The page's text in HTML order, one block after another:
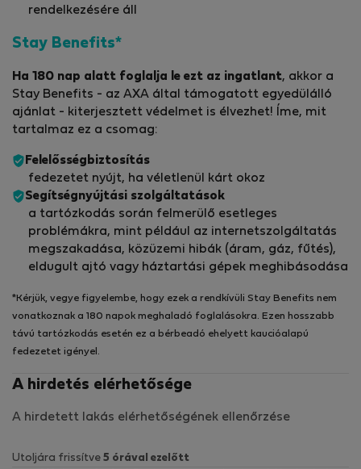
rendelkezésére áll
Stay Benefits*
Ha 180 nap alatt foglalja le ezt az ingatlant, akkor a
Stay Benefits - az AXA által támogatott egyedülálló
ajánlat - kiterjesztett védelmet is élvezhet! Íme, mit
tartalmaz ez a csomag:
Felelősségbiztosítás
fedezetet nyújt, ha véletlenül kárt okoz
Segítségnyújtási szolgáltatások
a tartózkodás során felmerülő esetleges
problémákra, mint például az internetszolgáltatás
megszakadása, közüzemi hibák (áram, gáz, fűtés),
eldugult ajtó vagy háztartási gépek meghibásodása
*Kérjük, vegye figyelembe, hogy ezek a rendkívüli Stay Benefits nem
vonatkoznak a 180 napok meghaladó foglalásokra. Ezen hosszabb
távú tartózkodás esetén ez a bérbeadó ehelyett kaucióalapú
fedezetet igényel.
A hirdetés elérhetősége
A hirdetett lakás elérhetőségének ellenőrzése
Utoljára frissítve 5 órával ezelőtt